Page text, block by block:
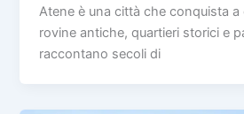
Atene è una città che conquista a
rovine antiche, quartieri storici e
raccontano secoli di